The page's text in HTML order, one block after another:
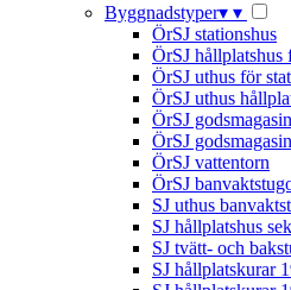
Byggnadstyper▾ ▾
ÖrSJ stationshus
ÖrSJ hållplatshus
ÖrSJ uthus för
ÖrSJ uthus
ÖrSJ
ÖrSJ
ÖrSJ vattentorn
ÖrSJ
SJ uthus
SJ hållplatshus
SJ tvätt- och
SJ hållplatskurar